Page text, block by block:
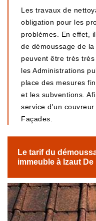
Les travaux de
obligation pour les
problèmes. En effet,
de démoussage de
peuvent être très
les Administrations
place des mesures
et les subventions.
service d'un
Façades.
Le tarif du
immeuble à Izaut